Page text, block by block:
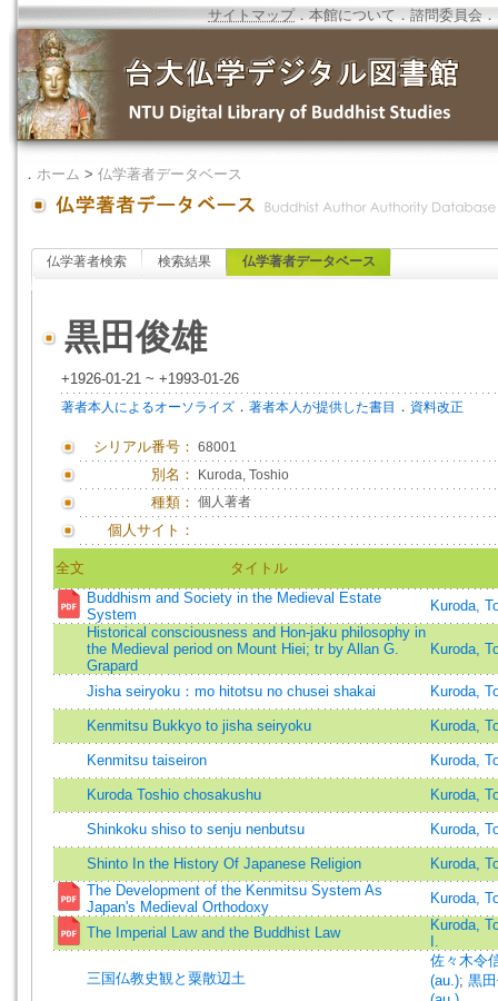
サイトマップ．本館について ．諮問委員会 ．
． ホーム > 仏学著者データベース
仏学著者検索 検索結果 仏学著者データベース
黒田俊雄
+1926-01-21 ~ +1993-01-26
著者本人によるオーソライズ ． 著者本人が提供した書目 ． 資料改正
シリアル番号： 68001
別名： Kuroda, Toshio
種類： 個人著者
個人サイト：
全文
タイトル
Buddhism and Society in the Medieval Estate
System
Kuroda,
Historical consciousness and Hon-jaku philosophy in
the Medieval period on Mount Hiei; tr by Allan G.
Grapard
Kuroda,
Jisha seiryoku：mo hitotsu no chusei shakai Kuroda,
Kenmitsu Bukkyo to jisha seiryoku Kuroda,
Kenmitsu taiseiron Kuroda,
Kuroda Toshio chosakushu Kuroda,
Shinkoku shiso to senju nenbutsu Kuroda,
Shinto In the History Of Japanese Religion
Kuroda,
The Development of the Kenmitsu System As
Japan's Medieval Orthodoxy
Kuroda,
The Imperial Law and the Buddhist Law
Kuroda,
I.
三国仏教史観と粟散辺土
佐々木令
(au.); 黒